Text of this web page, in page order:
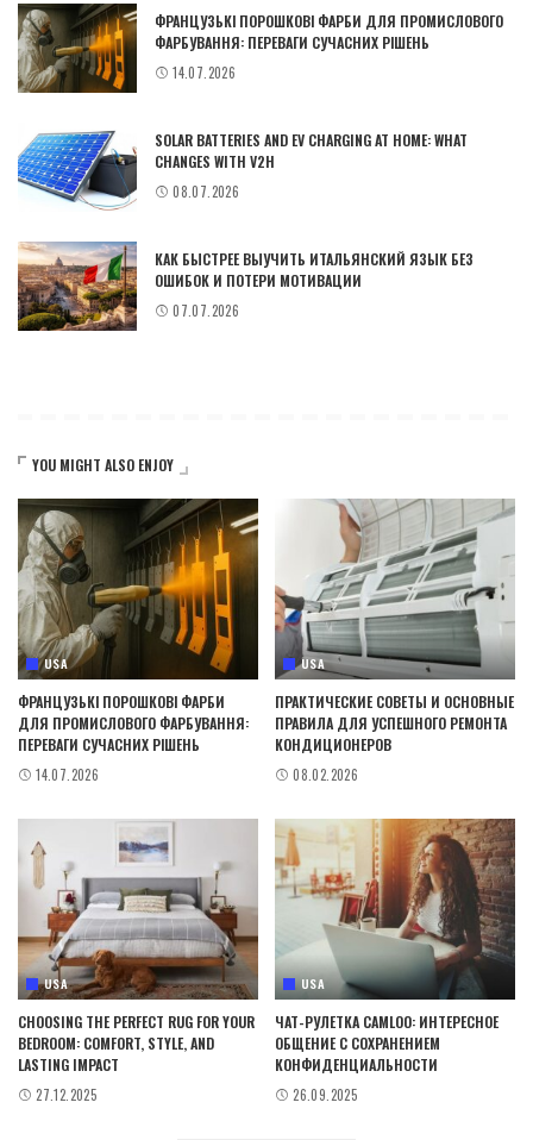
ФРАНЦУЗЬКІ ПОРОШКОВІ ФАРБИ ДЛЯ ПРОМИСЛОВОГО
ФАРБУВАННЯ: ПЕРЕВАГИ СУЧАСНИХ РІШЕНЬ
14.07.2026
SOLAR BATTERIES AND EV CHARGING AT HOME: WHAT
CHANGES WITH V2H
08.07.2026
КАК БЫСТРЕЕ ВЫУЧИТЬ ИТАЛЬЯНСКИЙ ЯЗЫК БЕЗ
ОШИБОК И ПОТЕРИ МОТИВАЦИИ
07.07.2026
YOU MIGHT ALSO ENJOY
USA
ФРАНЦУЗЬКІ ПОРОШКОВІ ФАРБИ
ДЛЯ ПРОМИСЛОВОГО ФАРБУВАННЯ:
ПЕРЕВАГИ СУЧАСНИХ РІШЕНЬ
14.07.2026
USA
ПРАКТИЧЕСКИЕ СОВЕТЫ И ОСНОВНЫЕ
ПРАВИЛА ДЛЯ УСПЕШНОГО РЕМОНТА
КОНДИЦИОНЕРОВ
08.02.2026
USA
CHOOSING THE PERFECT RUG FOR YOUR
BEDROOM: COMFORT, STYLE, AND
LASTING IMPACT
27.12.2025
USA
ЧАТ-РУЛЕТКА CAMLOO: ИНТЕРЕСНОЕ
ОБЩЕНИЕ С СОХРАНЕНИЕМ
КОНФИДЕНЦИАЛЬНОСТИ
26.09.2025